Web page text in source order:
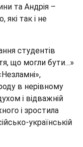
та Андрія –
які так і не
студентів
що могли бути…»
в нерівному
і відважній
і зростила
українській